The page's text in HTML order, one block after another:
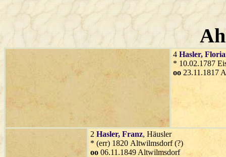
4 Hasler,
* 10.02.1787
oo 23.11.1817
2 Hasler, Franz, Häusler
* (err) 1820 Altwilmsdorf (?)
oo 06.11.1849 Altwilmsdorf